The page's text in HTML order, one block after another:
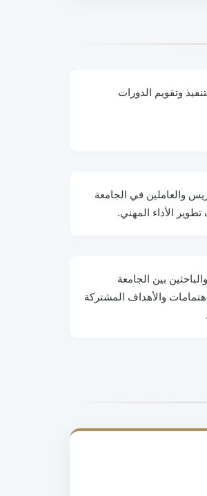
وتقويم الدورات
والعاملين في الجامعة
الأداء المهني.
بين الجامعة
والأهداف المشتركة